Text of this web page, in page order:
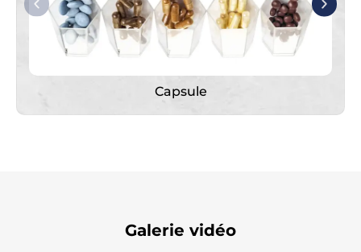
Capsule
Galerie vidéo